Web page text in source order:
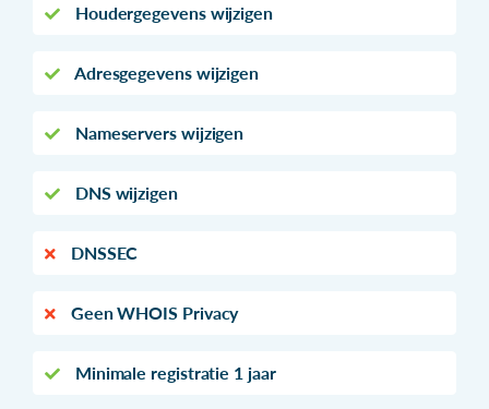
Houdergegevens wijzigen
Adresgegevens wijzigen
Nameservers wijzigen
DNS wijzigen
DNSSEC
Geen WHOIS Privacy
Minimale registratie 1 jaar